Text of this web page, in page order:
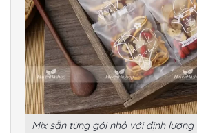
Mix sẵn từng gói nhỏ với định lượng